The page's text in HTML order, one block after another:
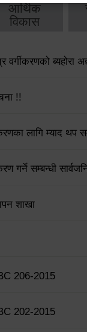
आर्थिक
विकास
वर्गीकरणको ब्यहोरा
!!
लागि म्याद थप
गर्ने सम्बन्धी
शाखा
206-2015
202-2015